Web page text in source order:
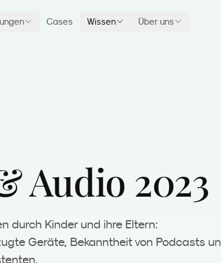
Cases Wissen Über uns
Audio 2023
durch Kinder und ihre Eltern:
Geräte, Bekanntheit von Podcasts